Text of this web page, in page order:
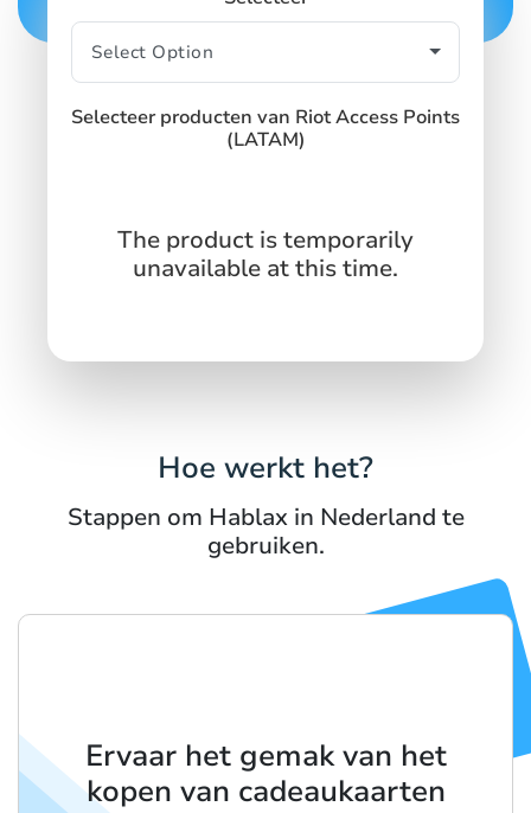
SIGN INSIGN UP
Selecteer producten van Riot Access Points
(LATAM)
The product is temporarily
unavailable at this time.
Hoe werkt het?
Stappen om Hablax in Nederland te
gebruiken.
Ervaar het gemak van het
kopen van cadeaukaarten